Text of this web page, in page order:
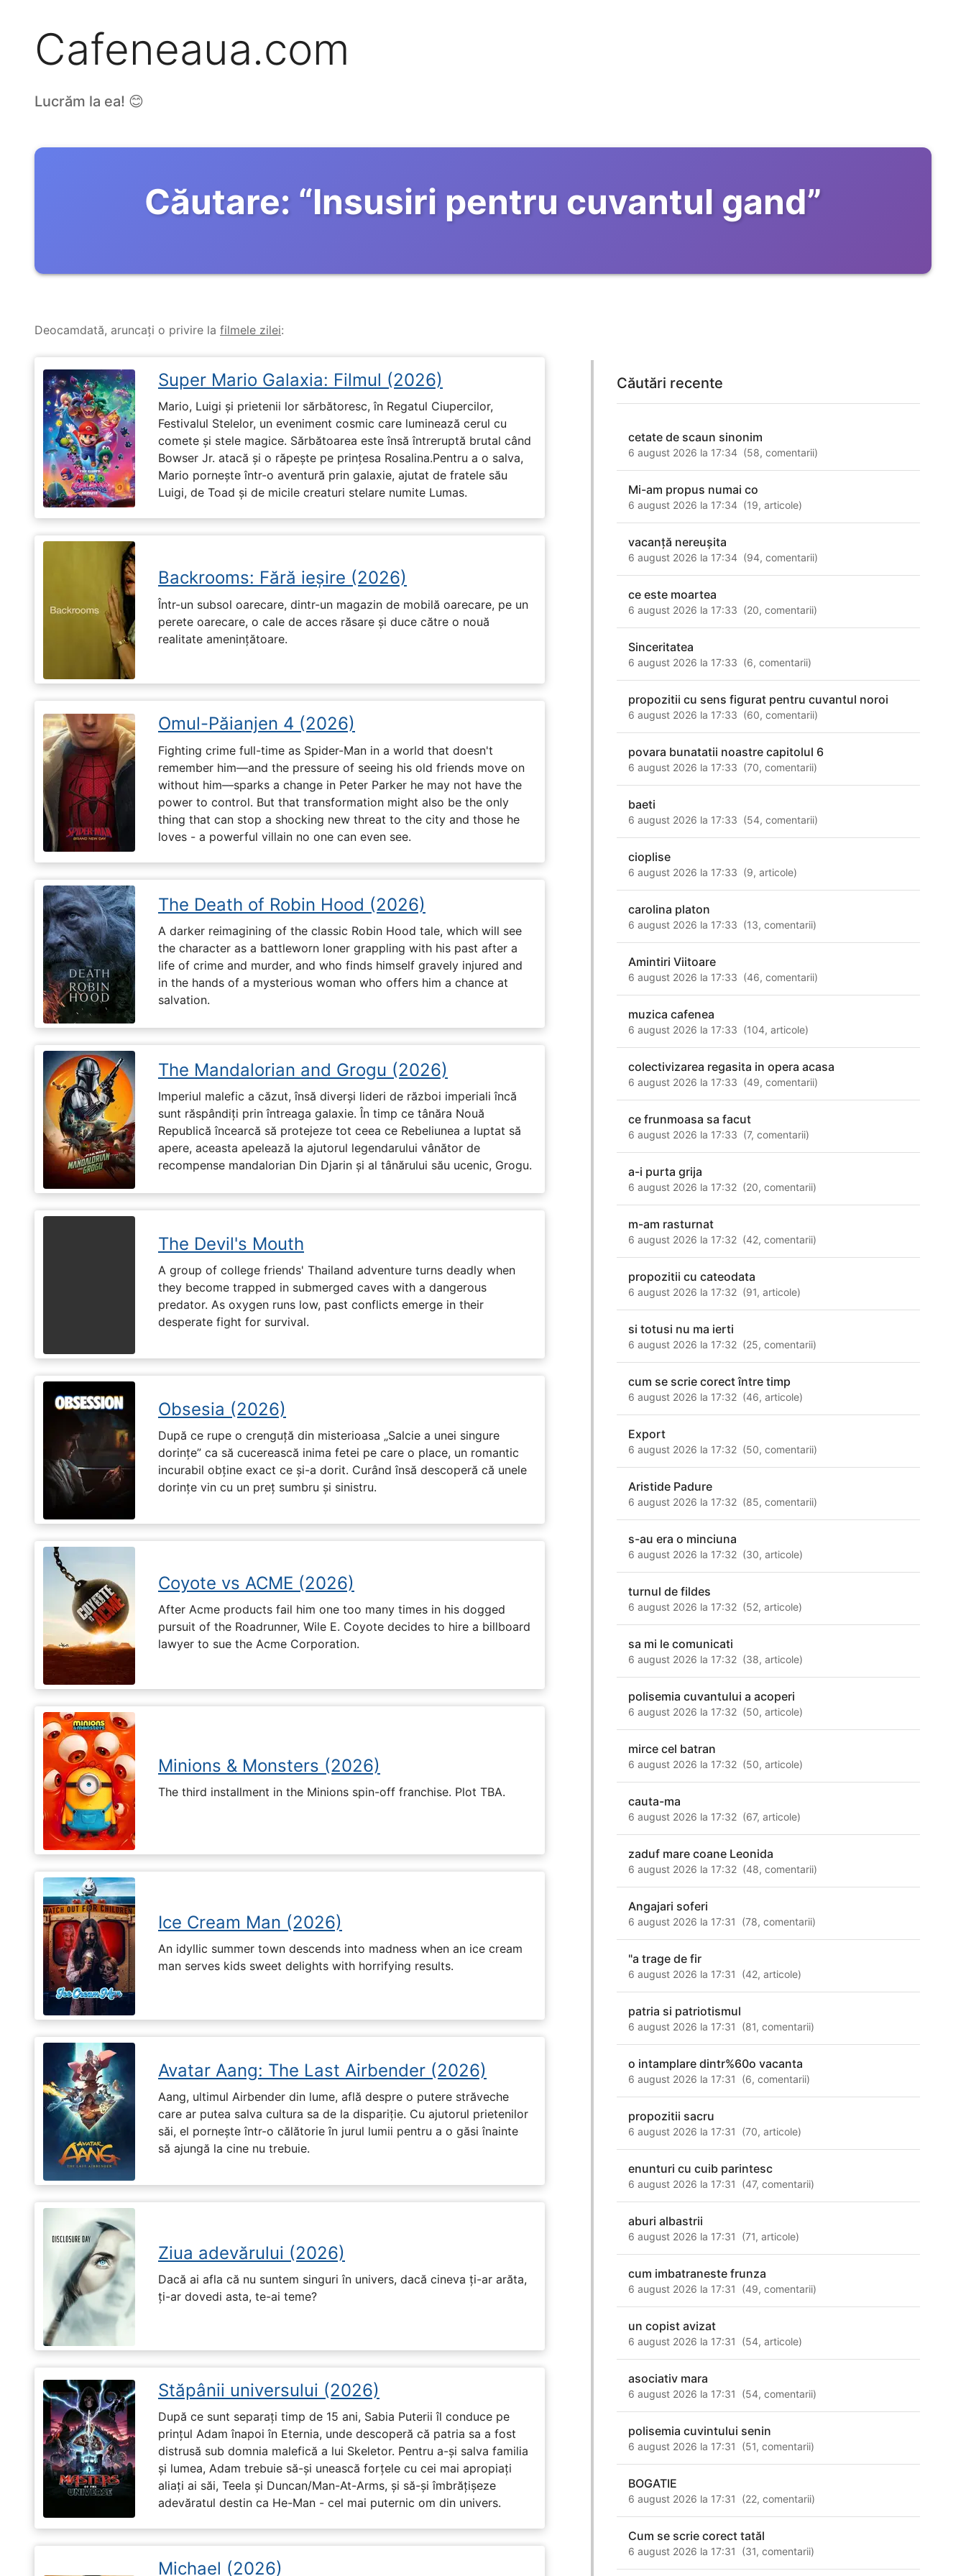
Cafeneaua.com
Lucrăm la ea! 😊
Căutare: “Insusiri pentru cuvantul gand”
Deocamdată, aruncați o privire la filmele zilei:
Super Mario Galaxia: Filmul (2026)
Mario, Luigi și prietenii lor sărbătoresc, în Regatul Ciupercilor,
Festivalul Stelelor, un eveniment cosmic care luminează cerul cu
comete și stele magice. Sărbătoarea este însă întreruptă brutal când
Bowser Jr. atacă și o răpește pe prinţesa Rosalina.Pentru a o salva,
Mario pornește într-o aventură prin galaxie, ajutat de fratele său
Luigi, de Toad și de micile creaturi stelare numite Lumas.
Backrooms: Fără ieșire (2026)
Într-un subsol oarecare, dintr-un magazin de mobilă oarecare, pe un
perete oarecare, o cale de acces răsare și duce către o nouă
realitate amenințătoare.
Omul-Păianjen 4 (2026)
Fighting crime full-time as Spider-Man in a world that doesn't
remember him—and the pressure of seeing his old friends move on
without him—sparks a change in Peter Parker he may not have the
power to control. But that transformation might also be the only
thing that can stop a shocking new threat to the city and those he
loves - a powerful villain no one can even see.
The Death of Robin Hood (2026)
A darker reimagining of the classic Robin Hood tale, which will see
the character as a battleworn loner grappling with his past after a
life of crime and murder, and who finds himself gravely injured and
in the hands of a mysterious woman who offers him a chance at
salvation.
The Mandalorian and Grogu (2026)
Imperiul malefic a căzut, însă diverși lideri de război imperiali încă
sunt răspândiți prin întreaga galaxie. În timp ce tânăra Nouă
Republică încearcă să protejeze tot ceea ce Rebeliunea a luptat să
apere, aceasta apelează la ajutorul legendarului vânător de
recompense mandalorian Din Djarin și al tânărului său ucenic, Grogu.
The Devil's Mouth
A group of college friends' Thailand adventure turns deadly when
they become trapped in submerged caves with a dangerous
predator. As oxygen runs low, past conflicts emerge in their
desperate fight for survival.
Obsesia (2026)
După ce rupe o crenguță din misterioasa „Salcie a unei singure
dorințe” ca să cucerească inima fetei pe care o place, un romantic
incurabil obține exact ce și-a dorit. Curând însă descoperă că unele
dorințe vin cu un preț sumbru și sinistru.
Coyote vs ACME (2026)
After Acme products fail him one too many times in his dogged
pursuit of the Roadrunner, Wile E. Coyote decides to hire a billboard
lawyer to sue the Acme Corporation.
Minions & Monsters (2026)
The third installment in the Minions spin-off franchise. Plot TBA.
Ice Cream Man (2026)
An idyllic summer town descends into madness when an ice cream
man serves kids sweet delights with horrifying results.
Avatar Aang: The Last Airbender (2026)
Aang, ultimul Airbender din lume, află despre o putere străveche
care ar putea salva cultura sa de la dispariție. Cu ajutorul prietenilor
săi, el pornește într-o călătorie în jurul lumii pentru a o găsi înainte
să ajungă la cine nu trebuie.
Ziua adevărului (2026)
Dacă ai afla că nu suntem singuri în univers, dacă cineva ți-ar arăta,
ți-ar dovedi asta, te-ai teme?
Stăpânii universului (2026)
După ce sunt separați timp de 15 ani, Sabia Puterii îl conduce pe
prințul Adam înapoi în Eternia, unde descoperă că patria sa a fost
distrusă sub domnia malefică a lui Skeletor. Pentru a-și salva familia
și lumea, Adam trebuie să-și unească forțele cu cei mai apropiați
aliați ai săi, Teela și Duncan/Man-At-Arms, și să-și îmbrățișeze
adevăratul destin ca He-Man - cel mai puternic om din univers.
Michael (2026)
Căutări recente
cetate de scaun sinonim
6 august 2026 la 17:34 (58,comentarii)
Mi-am propus numai co
6 august 2026 la 17:34 (19,articole)
vacanță nereușita
6 august 2026 la 17:34 (94,comentarii)
ce este moartea
6 august 2026 la 17:33 (20,comentarii)
Sinceritatea
6 august 2026 la 17:33 (6,comentarii)
propozitii cu sens figurat pentru cuvantul noroi
6 august 2026 la 17:33 (60,comentarii)
povara bunatatii noastre capitolul 6
6 august 2026 la 17:33 (70,comentarii)
baeti
6 august 2026 la 17:33 (54,comentarii)
cioplise
6 august 2026 la 17:33 (9,articole)
carolina platon
6 august 2026 la 17:33 (13,comentarii)
Amintiri Viitoare
6 august 2026 la 17:33 (46,comentarii)
muzica cafenea
6 august 2026 la 17:33 (104,articole)
colectivizarea regasita in opera acasa
6 august 2026 la 17:33 (49,comentarii)
ce frunmoasa sa facut
6 august 2026 la 17:33 (7,comentarii)
a-i purta grija
6 august 2026 la 17:32 (20,comentarii)
m-am rasturnat
6 august 2026 la 17:32 (42,comentarii)
propozitii cu cateodata
6 august 2026 la 17:32 (91,articole)
si totusi nu ma ierti
6 august 2026 la 17:32 (25,comentarii)
cum se scrie corect între timp
6 august 2026 la 17:32 (46,articole)
Export
6 august 2026 la 17:32 (50,comentarii)
Aristide Padure
6 august 2026 la 17:32 (85,comentarii)
s-au era o minciuna
6 august 2026 la 17:32 (30,articole)
turnul de fildes
6 august 2026 la 17:32 (52,articole)
sa mi le comunicati
6 august 2026 la 17:32 (38,articole)
polisemia cuvantului a acoperi
6 august 2026 la 17:32 (50,articole)
mirce cel batran
6 august 2026 la 17:32 (50,articole)
cauta-ma
6 august 2026 la 17:32 (67,articole)
zaduf mare coane Leonida
6 august 2026 la 17:32 (48,comentarii)
Angajari soferi
6 august 2026 la 17:31 (78,comentarii)
"a trage de fir
6 august 2026 la 17:31 (42,articole)
patria si patriotismul
6 august 2026 la 17:31 (81,comentarii)
o intamplare dintr%60o vacanta
6 august 2026 la 17:31 (6,comentarii)
propozitii sacru
6 august 2026 la 17:31 (70,articole)
enunturi cu cuib parintesc
6 august 2026 la 17:31 (47,comentarii)
aburi albastrii
6 august 2026 la 17:31 (71,articole)
cum imbatraneste frunza
6 august 2026 la 17:31 (49,comentarii)
un copist avizat
6 august 2026 la 17:31 (54,articole)
asociativ mara
6 august 2026 la 17:31 (54,comentarii)
polisemia cuvintului senin
6 august 2026 la 17:31 (51,comentarii)
BOGATIE
6 august 2026 la 17:31 (22,comentarii)
Cum se scrie corect tatăl
6 august 2026 la 17:31 (31,comentarii)